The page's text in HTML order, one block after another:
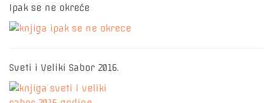
Ipak se ne okreće
Sveti i Veliki Sabor 2016.